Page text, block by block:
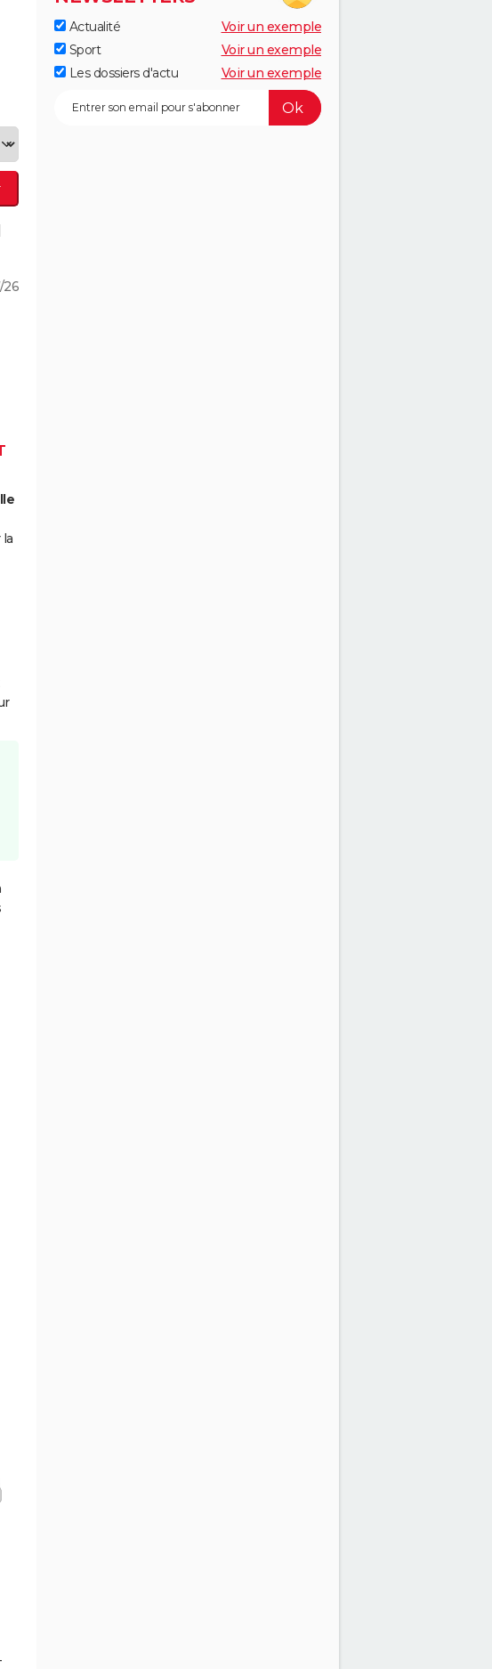
26
Actualité
Voir un exemple
Sport
Voir un exemple
Les dossiers d'actu
Voir un exemple